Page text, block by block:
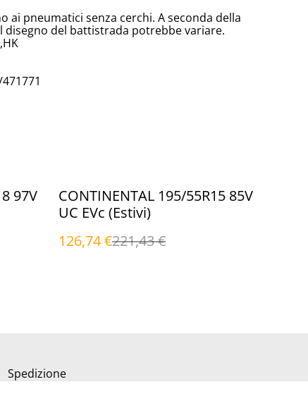
ai pneumatici senza cerchi. A seconda della
del battistrada potrebbe variare.
97V
%
CONTINENTAL 195/55R15 85V
UC EVc (Estivi)
126,74 €221,43 €
Spedizione